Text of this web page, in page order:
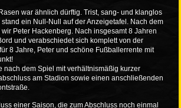
war ähnlich dürftig. Trist, sang- und klanglos
ein Null-Null auf der Anzeigetafel. Nach dem
Peter Hackenberg. Nach insgesamt 8 Jahren
und verabschiedet sich komplett von der
8 Jahre, Peter und schöne Fußballerrente mit
nach dem Spiel mit verhältnismäßig kurzer
am Stadion sowie einen anschließenden
einer Saison, die zum Abschluss noch einmal